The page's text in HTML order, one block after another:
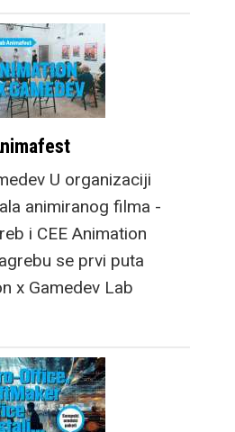
U organizaciji
animiranog filma -
i CEE Animation
se prvi puta
x Gamedev Lab